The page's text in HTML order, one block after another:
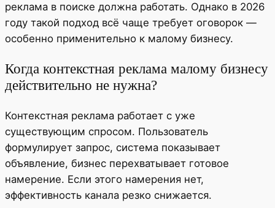
реклама в поиске должна работать. Однако в 2026
году такой подход всё чаще требует оговорок —
особенно применительно к малому бизнесу.
Когда контекстная реклама малому бизнесу
действительно не нужна?
Контекстная реклама работает с уже
существующим спросом. Пользователь
формулирует запрос, система показывает
объявление, бизнес перехватывает готовое
намерение. Если этого намерения нет,
эффективность канала резко снижается.